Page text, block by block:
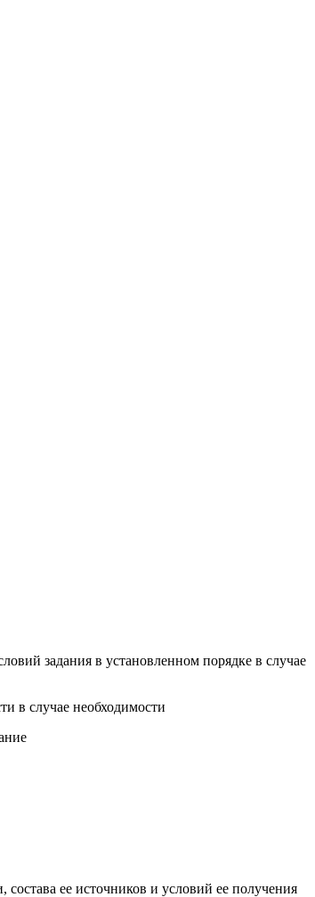
задания в установленном порядке в случае
в случае необходимости
ее источников и условий ее получения